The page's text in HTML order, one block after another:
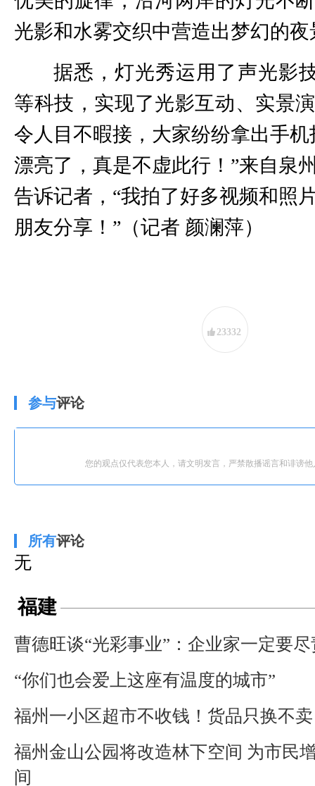
光影和水雾交织中营造出梦幻的
据悉，灯光秀运用了声光影
等科技，实现了光影互动、实景
令人目不暇接，大家纷纷拿出手机
漂亮了，真是不虚此行！”来自泉
告诉记者，“我拍了好多视频和照
朋友分享！”（记者 颜澜萍）
23332
参与评论
您的观点仅代表您本人，请文明发言，严禁散播谣言和诽谤他
所有评论
无
福建
曹德旺谈“光彩事业”：企业家一定要尽
“你们也会爱上这座有温度的城市”
福州一小区超市不收钱！货品只换不
福州金山公园将改造林下空间 为市民
间